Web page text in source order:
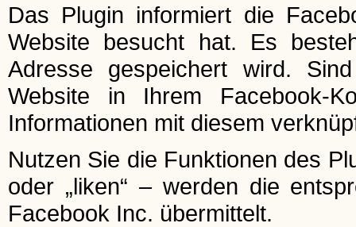
Das Plugin informiert die
Website besucht hat. Es
Adresse gespeichert wird.
Website in Ihrem Facebook-
Informationen mit diesem
Nutzen Sie die Funktionen des
oder „liken“ – werden die
Facebook Inc. übermittelt.